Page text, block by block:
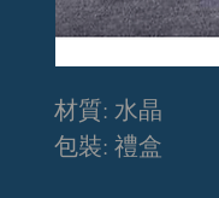
材質: 水晶
包裝: 禮盒